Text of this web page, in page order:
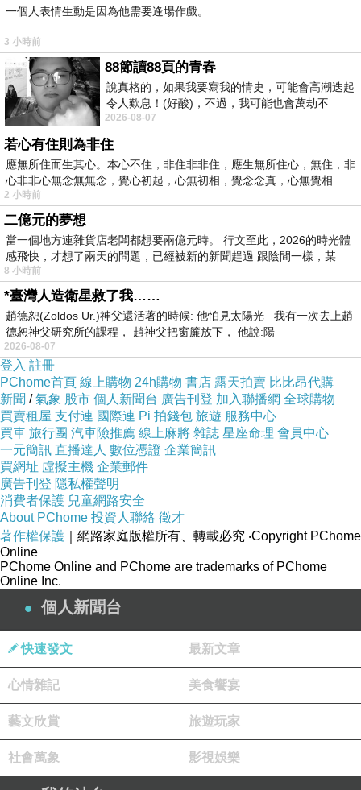
商品訊息功能
免裝電池
上彈簧後慢式迴旋 360度1小時
適用各機型
商品訊息描述:
brinno ART100 360度轉轉拍
一個人表情生動是因為他需要逢場作戲。
3 小時前
88節讀88頁的青春
說真格的，如果我要寫我的情史，可能會高潮迭起
令人歎息！(好酸)，不過，我可能也會萬劫不
復...，每天跪鍵盤還是被判了花心的罪
2026-08-07
若心有住則為非住
應無所住而生其心。本心不住，非住非非住，應生無所住心，無住，非
心非非心無念無無念，覺心初起，心無初相，覺念念真，心無覺相
2 小時前
二億元的夢想
當一個地方連雜貨店老闆都想要兩億元時。 行文至此，2026的時光體
感飛快，才想了兩天的問題，已經被新的新聞趕過 跟陰間一樣，某
8 小時前
*臺灣人造衛星救了我……
趙德恕(Zoldos Ur.)神父還活著的時候: 他怕見太陽光 我有一次去上趙
德恕神父研究所的課程， 趙神父把窗簾放下， 他說:陽
2026-08-07
登入 註冊
PChome首頁 線上購物 24h購物 書店 露天拍賣 比比昂代購
新聞 /氣象 股市 個人新聞台 廣告刊登 加入聯播網 全球購物
買賣租屋 支付連 國際連 Pi 拍錢包 旅遊 服務中心
買車 旅行團 汽車險推薦 線上麻將 雜誌 星座命理 會員中心
一元簡訊 直播達人 數位憑證 企業簡訊
買網址 虛擬主機 企業郵件
廣告刊登 隱私權聲明
消費者保護 兒童網路安全
About PChome 投資人聯絡 徵才
著作權保護 ｜網路家庭版權所有、轉載必究 ‧Copyright PChome
Online
PChome Online and PChome are trademarks of PChome
Online Inc.
個人新聞台
快速發文 最新文章
心情雜記 美食饗宴
藝文欣賞 旅遊玩家
社會萬象 影視娛樂